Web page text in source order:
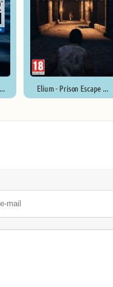
Elium - Prison Escape ...